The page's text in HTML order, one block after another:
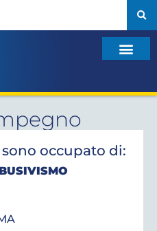
occupato di: